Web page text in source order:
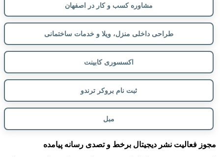
مشاوره کسب و کار در اصفهان
طراحی داخلی منزل، ویلا و خدمات ساختمانی
اکسسوری کابینت
ثبت نام بروکر ترندو
مبل
مجوز فعالیت نشر دیجیتال برخط و تصدی رسانه پیامده